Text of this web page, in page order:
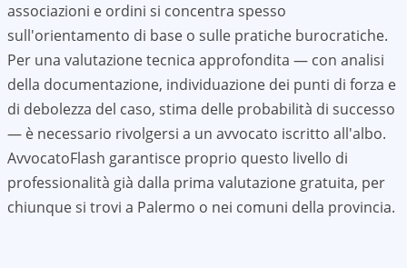
associazioni e ordini si concentra spesso
sull'orientamento di base o sulle pratiche burocratiche.
Per una valutazione tecnica approfondita — con analisi
della documentazione, individuazione dei punti di forza e
di debolezza del caso, stima delle probabilità di successo
— è necessario rivolgersi a un avvocato iscritto all'albo.
AvvocatoFlash garantisce proprio questo livello di
professionalità già dalla prima valutazione gratuita, per
chiunque si trovi a Palermo o nei comuni della provincia.